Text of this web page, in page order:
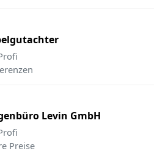
Levin GmbH
Preise